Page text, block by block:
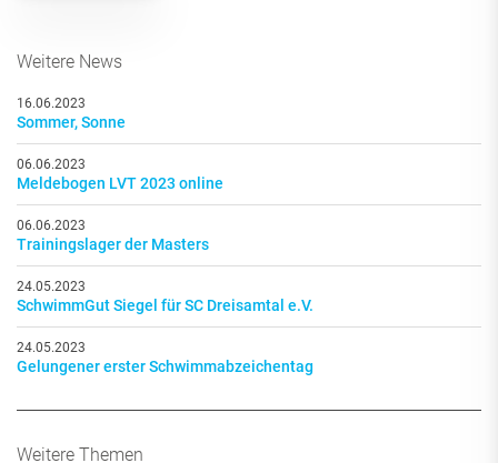
Weitere News
16.06.2023
Sommer, Sonne
06.06.2023
Meldebogen LVT 2023 online
06.06.2023
Trainingslager der Masters
24.05.2023
SchwimmGut Siegel für SC Dreisamtal e.V.
24.05.2023
Gelungener erster Schwimmabzeichentag
Weitere Themen